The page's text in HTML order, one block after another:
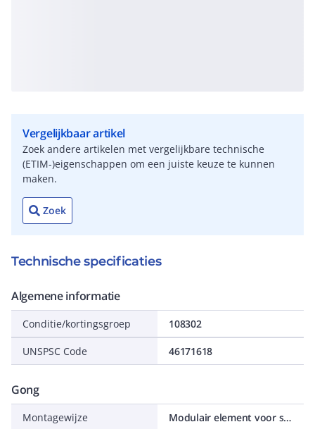
Vergelijkbaar artikel
Zoek andere artikelen met vergelijkbare technische
(ETIM-)eigenschappen om een juiste keuze te kunnen
maken.
Zoek
Technische specificaties
Algemene informatie
Conditie/kortingsgroep 108302
UNSPSC Code 46171618
Gong
Montagewijze
Modulair element voor schakelmateriaal